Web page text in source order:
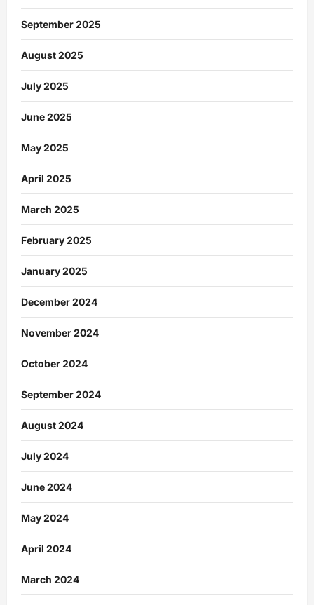
September 2025
August 2025
July 2025
June 2025
May 2025
April 2025
March 2025
February 2025
January 2025
December 2024
November 2024
October 2024
September 2024
August 2024
July 2024
June 2024
May 2024
April 2024
March 2024